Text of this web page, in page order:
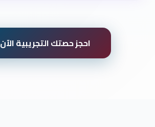
احجز حصتك التجريبية الآن